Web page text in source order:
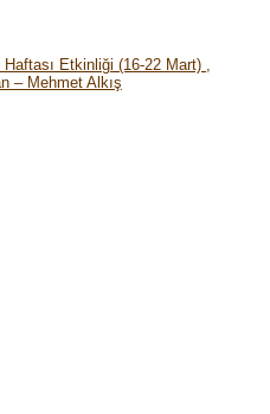
Etkinliği (16-22 Mart) ,
– Mehmet Alkış